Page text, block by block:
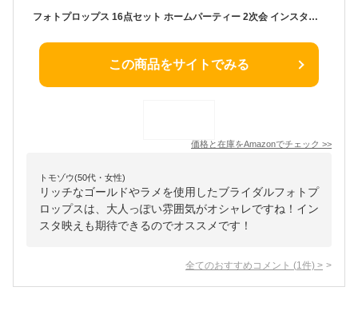
フォトプロップス 16点セット ホームパーティー 2次会 インスタ映え パーティー ウェディング ブライダル フォトスペース ハロウィン リッチ ゴールド ラメ
この商品をサイトでみる
価格と在庫をAmazonでチェック >>
トモゾウ(50代・女性)
リッチなゴールドやラメを使用したブライダルフォトプ
ロップスは、大人っぽい雰囲気がオシャレですね！イン
スタ映えも期待できるのでオススメです！
全てのおすすめコメント (1 件) >